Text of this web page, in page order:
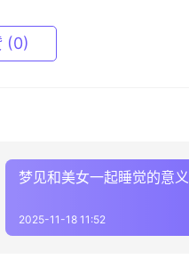
(0)
梦见和美女一起睡觉的意义
2025-11-18 11:52